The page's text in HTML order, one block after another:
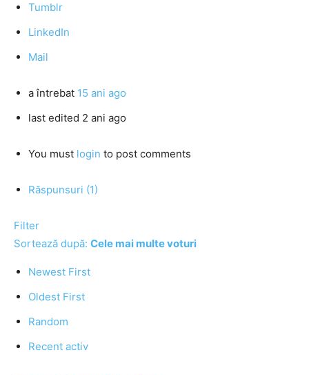
Tumblr
LinkedIn
Mail
a întrebat 15 ani ago
last edited 2 ani ago
You must login to post comments
Răspunsuri (1)
Filter
Sortează după: Cele mai multe voturi
Newest First
Oldest First
Random
Recent activ